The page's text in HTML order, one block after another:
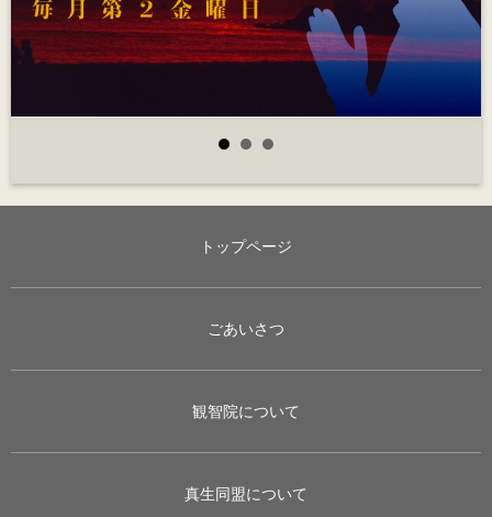
トップページ
ごあいさつ
観智院について
真生同盟について